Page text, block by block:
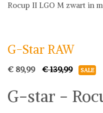
Rocup II LGO M zwart in
G-Star RAW
€ 89,99 € 139,99 SALE
G-star -